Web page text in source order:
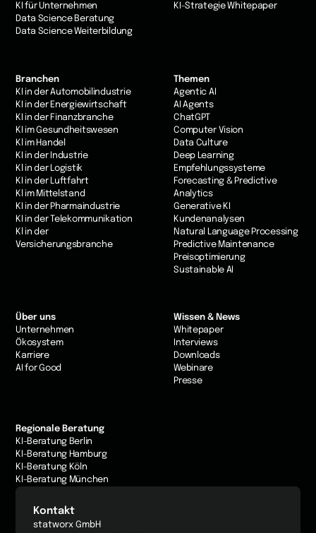
KI für Unternehmen
Data Science Beratung
Data Science Weiterbildung
Branchen
KI in der Automobilindustrie
KI in der Energiewirtschaft
KI in der Finanzbranche
KI im Gesundheitswesen
Kl im Handel
KI in der Industrie
Kl in der Logistik
KI in der Luftfahrt
Kl im Mittelstand
KI in der Pharmaindustrie
KI in der Telekommunikation
Kl in der
Versicherungsbranche
Themen
Agentic AI
AI Agents
ChatGPT
Computer Vision
Data Culture
Deep Learning
Empfehlungssysteme
Forecasting & Predictive
Analytics
Generative KI
Kundenanalysen
Natural Language Processing
Predictive Maintenance
Preisoptimierung
Sustainable AI
KI-Strategie Whitepaper
Über uns
Unternehmen
Ökosystem
Karriere
AI for Good
Wissen & News
Whitepaper
Interviews
Downloads
Webinare
Presse
Regionale Beratung
KI-Beratung Berlin
KI-Beratung Hamburg
KI-Beratung Köln
KI-Beratung München
Kontakt
statworx GmbH